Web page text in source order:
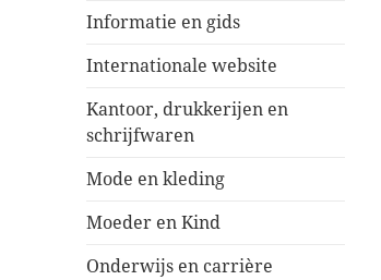
Informatie en gids
Internationale website
Kantoor, drukkerijen en
schrijfwaren
Mode en kleding
Moeder en Kind
Onderwijs en carrière